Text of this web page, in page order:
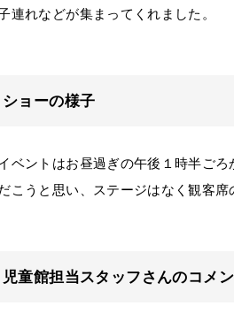
連れなどが集まってくれました。
ショーの様子
ベントはお昼過ぎの午後１時半ごろ
こうと思い、ステージはなく観客
児童館担当スタッフさんのコメ